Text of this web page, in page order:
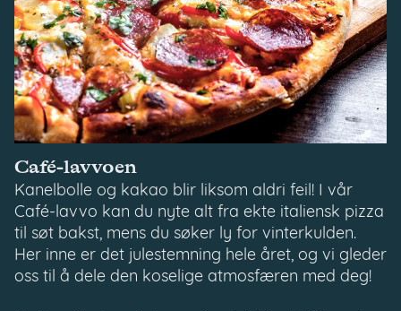
Café-lavvoen
Kanelbolle og kakao blir liksom aldri feil! I vår
Café-lavvo kan du nyte alt fra ekte italiensk pizza
til søt bakst, mens du søker ly for vinterkulden.
Her inne er det julestemning hele året, og vi gleder
oss til å dele den koselige atmosfæren med deg!